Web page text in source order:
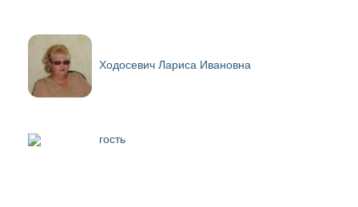
Ходосевич Лариса Ивановна
гость